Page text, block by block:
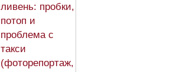
ливень: пробки,
потоп и
проблема с
такси
(фоторепортаж,